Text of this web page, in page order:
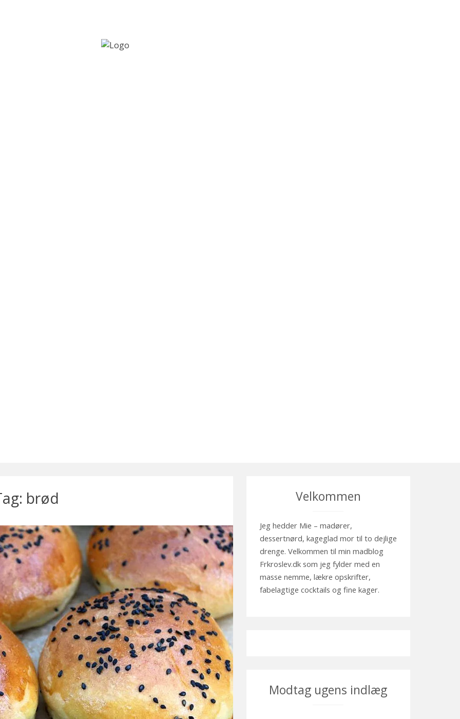
brød Velkommen
Jeg hedder Mie – madører,
dessertnørd, kageglad mor til to dejlige
drenge. Velkommen til min madblog
Frkroslev.dk som jeg fylder med en
masse nemme, lækre opskrifter,
fabelagtige cocktails og fine kager.
Modtag ugens indlæg